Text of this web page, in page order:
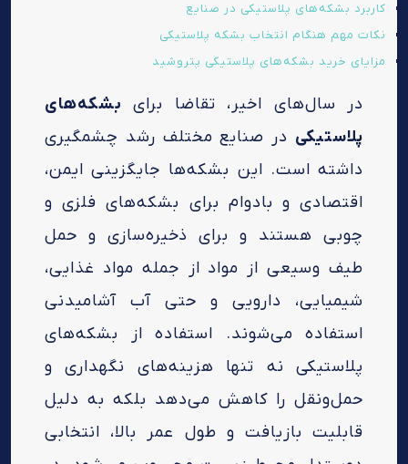
کاربرد بشکه‌های پلاستیکی در صنایع
نکات مهم هنگام انتخاب بشکه پلاستیکی
مزایای خرید بشکه‌های پلاستیکی پتروشید
در سال‌های اخیر، تقاضا برای بشکه‌های
پلاستیکی در صنایع مختلف رشد چشمگیری
داشته است. این بشکه‌ها جایگزینی ایمن،
اقتصادی و بادوام برای بشکه‌های فلزی و
چوبی هستند و برای ذخیره‌سازی و حمل
طیف وسیعی از مواد از جمله مواد غذایی،
شیمیایی، دارویی و حتی آب آشامیدنی
استفاده می‌شوند. استفاده از بشکه‌های
پلاستیکی نه تنها هزینه‌های نگهداری و
حمل‌ونقل را کاهش می‌دهد بلکه به دلیل
قابلیت بازیافت و طول عمر بالا، انتخابی